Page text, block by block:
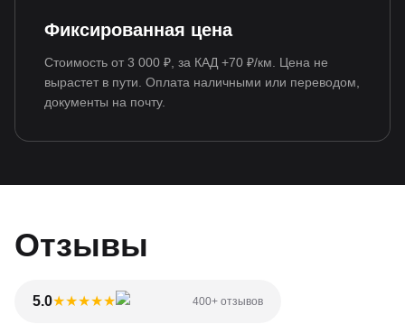
Фиксированная цена
Стоимость от 3 000 ₽, за КАД +70 ₽/км. Цена не
вырастет в пути. Оплата наличными или переводом,
документы на почту.
Отзывы
5.0★★★★★ 400+ отзывов